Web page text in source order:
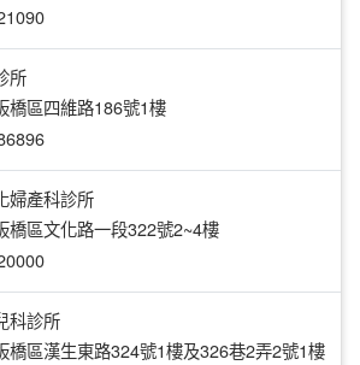
所
橋區四維路186號1樓
婦產科診所
橋區文化路一段322號2~4樓
科診所
橋區漢生東路324號1樓及326巷2弄2號1樓